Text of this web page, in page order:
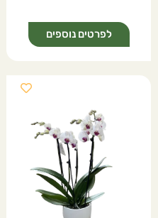
לפרטים נוספים